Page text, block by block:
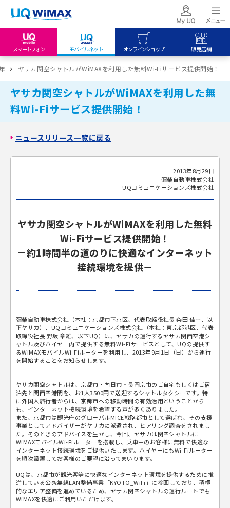
スマートフォン モバイルネット オンラインショップ 販売店舗
my UQ WiMAX
UQ WiMAX ご契約の方
My UQ mobile
UQ mobile ご契約の方
UQ mobile
UQ mobile
オンラインショップ
UQ WiMAX
オンラインショップ
UQ mobile
販売店舗
UQ WiMAX
販売店舗
ヤサカ関空シャトルがWiMAXを利用した無料Wi-Fiサービス提供開始！
ヤサカ関空シャトルがWiMAXを利用した無
料Wi-Fiサービス提供開始！
ニュースリリース一覧に戻る
2013年8月29日
彌榮自動車株式会社
UQコミュニケーションズ株式会社
ヤサカ関空シャトルがWiMAXを利用した無料
Wi-Fiサービス提供開始！
－約1時間半の道のりに快適なインターネット
接続環境を提供－
彌榮自動車株式会社（本社：京都市下京区、代表取締役社長 粂田 佳幸、以
下ヤサカ）、UQコミュニケーションズ株式会社（本社：東京都港区、代表
取締役社長 野坂 章雄、以下UQ）は、ヤサカの運行するヤサカ関西空港シ
ャトル及びハイヤー内で提供する無料Wi-Fiサービスとして、UQの提供す
るWiMAXモバイルWi-Fiルーターを利用し、2013年9月1日（日）から運行
を開始することをお知らせします。
ヤサカ関空シャトルは、京都市・向日市・長岡京市のご自宅もしくはご宿
泊先と関西空港間を、お1人3500円で送迎するシャトルタクシーです。特
に外国人旅行者からは、京都市への移動時間の有効活用ということから
も、インターネット接続環境を希望する声が多くありました。
また、京都市は観光庁のグローバルMICE戦略都市として選ばれ、その支援
事業としてアドバイザーがヤサカに派遣され、ヒアリング調査をされまし
た。そのときのアドバイスを生かし、今回、ヤサカは関空シャトルに
WiMAXモバイルWi-Fiルーターを搭載し、乗車中のお客様に無料で快適な
インターネット接続環境をご提供いたします。ハイヤーにもWi-Fiルーター
を順次設置してお客様のご要望に沿ってまいります。
UQは、京都市が観光客等に快適なインターネット環境を提供するために推
進している公衆無線LAN整備事業「KYOTO_WiFi」に参画しており、積極
的なエリア整備を進めているため、ヤサカ関空シャトルの運行ルートでも
WiMAXを快適にご利用いただけます。